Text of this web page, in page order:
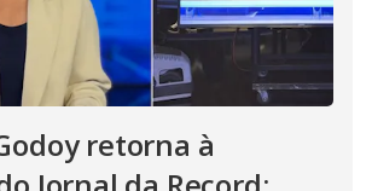
retorna à